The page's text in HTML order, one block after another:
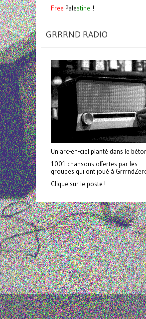
Free Palestine !
GRRRND RADIO
Un arc-en-ciel planté dans le
1001 chansons offertes par les
groupes qui ont joué à
Clique sur le poste !